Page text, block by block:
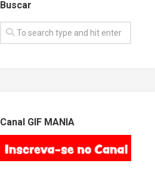
Buscar
Canal GIF MANIA